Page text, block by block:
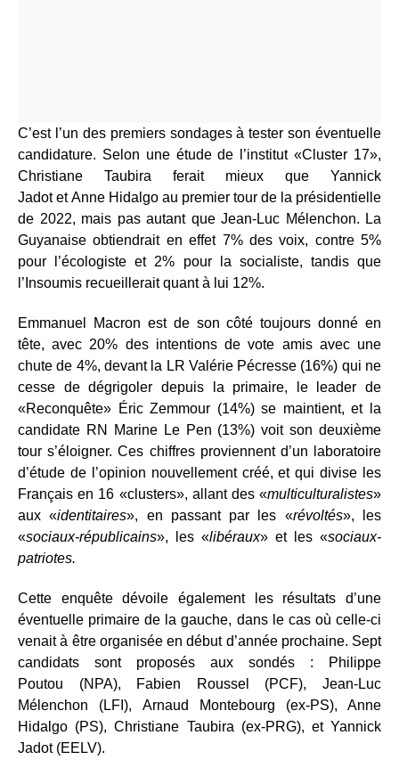
C’est l’un des premiers sondages à tester son éventuelle
candidature. Selon une étude de l’institut «Cluster 17»,
Christiane Taubira ferait mieux que Yannick
Jadot et Anne Hidalgo au premier tour de la présidentielle
de 2022, mais pas autant que Jean-Luc Mélenchon. La
Guyanaise obtiendrait en effet 7% des voix, contre 5%
pour l’écologiste et 2% pour la socialiste, tandis que
l’Insoumis recueillerait quant à lui 12%.
Emmanuel Macron est de son côté toujours donné en
tête, avec 20% des intentions de vote amis avec une
chute de 4%, devant la LR Valérie Pécresse (16%) qui ne
cesse de dégrigoler depuis la primaire, le leader de
«Reconquête» Éric Zemmour (14%) se maintient, et la
candidate RN Marine Le Pen (13%) voit son deuxième
tour s’éloigner. Ces chiffres proviennent d’un laboratoire
d’étude de l’opinion nouvellement créé, et qui divise les
Français en 16 «clusters», allant des «multiculturalistes»
aux «identitaires», en passant par les «révoltés», les
«sociaux-républicains», les «libéraux» et les «sociaux-
patriotes.
Cette enquête dévoile également les résultats d’une
éventuelle primaire de la gauche, dans le cas où celle-ci
venait à être organisée en début d’année prochaine. Sept
candidats sont proposés aux sondés : Philippe
Poutou (NPA), Fabien Roussel (PCF), Jean-Luc
Mélenchon (LFI), Arnaud Montebourg (ex-PS), Anne
Hidalgo (PS), Christiane Taubira (ex-PRG), et Yannick
Jadot (EELV).